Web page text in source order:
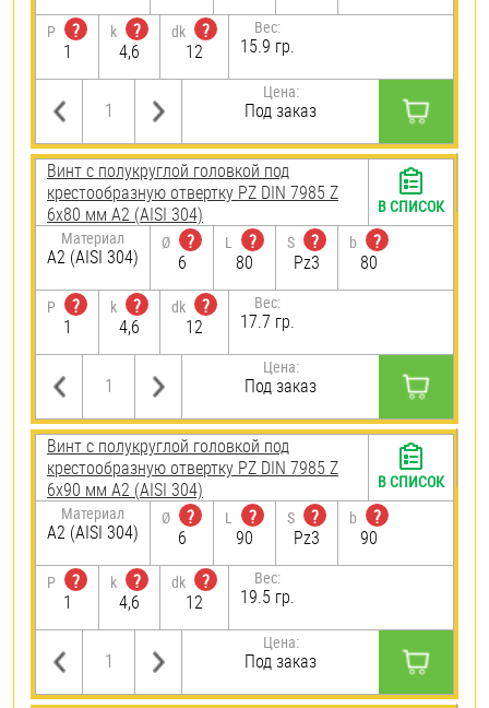
P
?
1
k
?
4,6
dk
?
12
Вес:
15.9 гр.
Цена:
Под заказ
Винт с полукруглой головкой под
крестообразную отвертку PZ DIN 7985 Z
6х80 мм А2 (AISI 304)
Материал
А2 (AISI 304)
Ø
?
6
L
?
80
S
?
Pz3
b
?
80
P
?
1
k
?
4,6
dk
?
12
Вес:
17.7 гр.
Цена:
Под заказ
В СПИСОК
Винт с полукруглой головкой под
крестообразную отвертку PZ DIN 7985 Z
6х90 мм А2 (AISI 304)
Материал
А2 (AISI 304)
Ø
?
6
L
?
90
S
?
Pz3
b
?
90
P
?
1
k
?
4,6
dk
?
12
Вес:
19.5 гр.
Цена:
Под заказ
В СПИСОК